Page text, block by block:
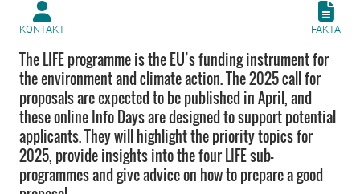
KONTAKT FAKTA
The LIFE programme is the EU’s funding instrument for
the environment and climate action. The 2025 call for
proposals are expected to be published in April, and
these online Info Days are designed to support potential
applicants. They will highlight the priority topics for
2025, provide insights into the four LIFE sub-
programmes and give advice on how to prepare a good